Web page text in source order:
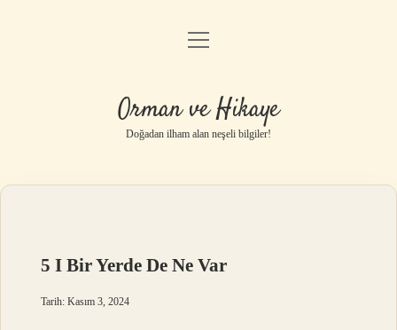
Anasayfa
Yasal Uyarı
menüyü
Orman ve Hikaye
Doğadan ilham alan neşeli bilgiler!
5 I Bir Yerde De Ne Var
Tarih: Kasım 3, 2024